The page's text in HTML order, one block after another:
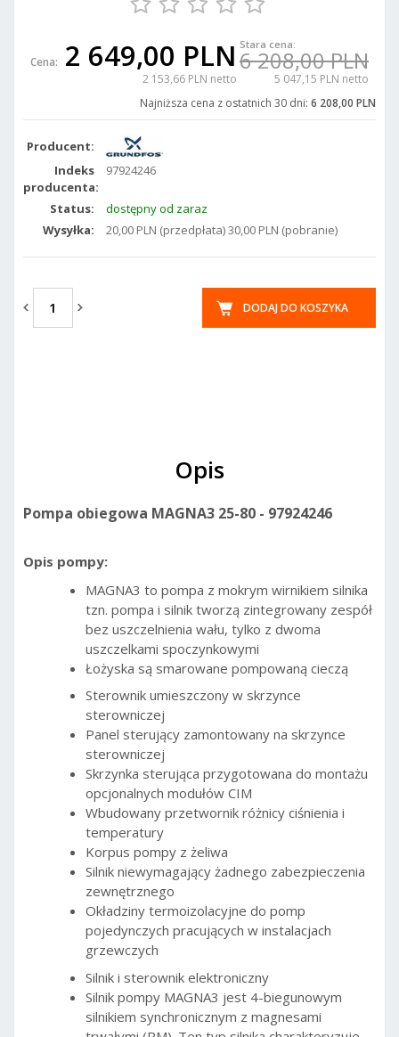
Cena: 2 649,00 PLN
2 153,66 PLN netto
Stara cena:
6 208,00 PLN
5 047,15 PLN netto
Najniższa cena z ostatnich 30 dni: 6 208,00 PLN
Producent:
Indeks
producenta:
97924246
Status:
dostępny od zaraz
Wysyłka:
20,00 PLN (przedpłata) 30,00 PLN (pobranie)
DODAJ DO KOSZYKA
Opis
Pompa obiegowa MAGNA3 25-80 - 97924246
Opis pompy:
MAGNA3 to pompa z mokrym wirnikiem silnika
tzn. pompa i silnik tworzą zintegrowany zespół
bez uszczelnienia wału, tylko z dwoma
uszczelkami spoczynkowymi
Łożyska są smarowane pompowaną cieczą
Sterownik umieszczony w skrzynce
sterowniczej
Panel sterujący zamontowany na skrzynce
sterowniczej
Skrzynka sterująca przygotowana do montażu
opcjonalnych modułów CIM
Wbudowany przetwornik różnicy ciśnienia i
temperatury
Korpus pompy z żeliwa
Silnik niewymagający żadnego zabezpieczenia
zewnętrznego
Okładziny termoizolacyjne do pomp
pojedynczych pracujących w instalacjach
grzewczych
Silnik i sterownik elektroniczny
Silnik pompy MAGNA3 jest 4-biegunowym
silnikiem synchronicznym z magnesami